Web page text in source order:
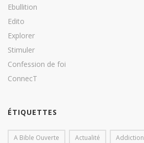
Ebullition
Edito
Explorer
Stimuler
Confession de foi
ConnecT
ÉTIQUETTES
A Bible Ouverte Actualité Addiction